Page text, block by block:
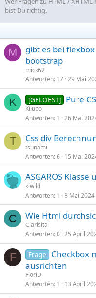
bist Du richtig.
M
gibt es bei
bootstrap
mick62
Antworten 17 29 Mai
K [GELOEST] Pure
Kijupo
Antworten 1 26 Mai
T Css div
tsunami
Antworten 6 15 Mai
ASGAROS
klwild
Antworten 1 8 Mai 2024
C Wie Html
Clarisita
Antworten 0 25 April
F Frage
Checkbox
ausrichten
FloriD
Antworten 1 13 April